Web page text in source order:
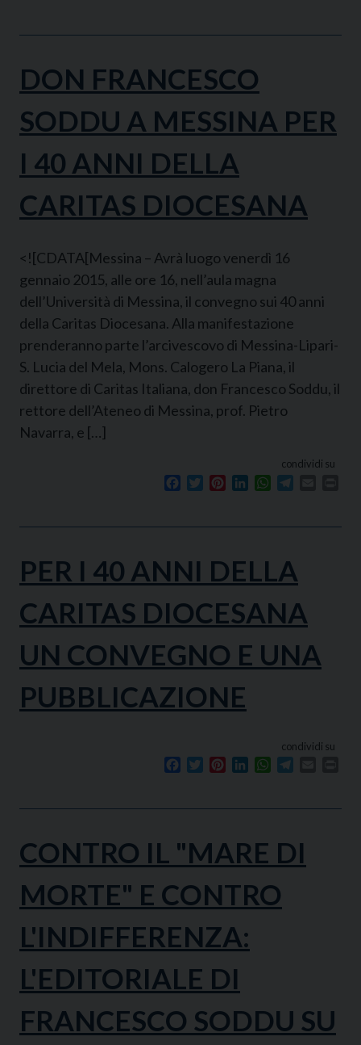
DON FRANCESCO
SODDU A MESSINA PER
I 40 ANNI DELLA
CARITAS DIOCESANA
<![CDATA[Messina – Avrà luogo venerdì 16
gennaio 2015, alle ore 16, nell’aula magna
dell’Università di Messina, il convegno sui 40 anni
della Caritas Diocesana. Alla manifestazione
prenderanno parte l’arcivescovo di Messina-Lipari-
S. Lucia del Mela, Mons. Calogero La Piana, il
direttore di Caritas Italiana, don Francesco Soddu, il
rettore dell’Ateneo di Messina, prof. Pietro
Navarra, e […]
condividi su
Facebook
TwitterPinterestLinkedInWhatsApp
PER I 40 ANNI DELLA
CARITAS DIOCESANA
UN CONVEGNO E UNA
PUBBLICAZIONE
condividi su
Facebook
TwitterPinterestLinkedInWhatsApp
CONTRO IL "MARE DI
MORTE" E CONTRO
L'INDIFFERENZA:
L'EDITORIALE DI
FRANCESCO SODDU SU